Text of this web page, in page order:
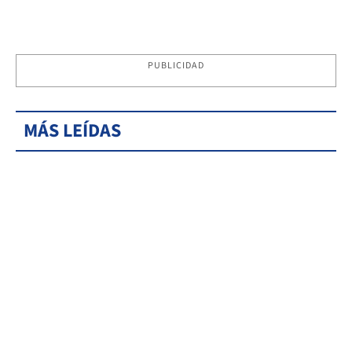
PUBLICIDAD
MÁS LEÍDAS